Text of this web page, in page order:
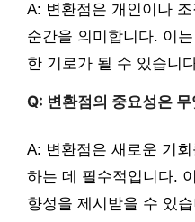
A: 변환점은 개인이나
순간을 의미합니다. 이
한 기로가 될 수 있습니
Q: 변환점의 중요성은
A: 변환점은 새로운 기
하는 데 필수적입니다.
향성을 제시받을 수 있